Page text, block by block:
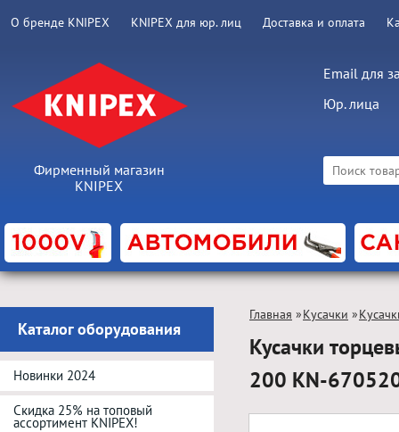
О бренде KNIPEX KNIPEX для юр. лиц Доставка и оплата
Фирменный магазин
KNIPEX
Email для
Юр. лица
Каталог оборудования
Новинки 2024
Скидка 25% на топовый
ассортимент KNIPEX!
Главная »Кусачки »
Кусачки
200 KN-